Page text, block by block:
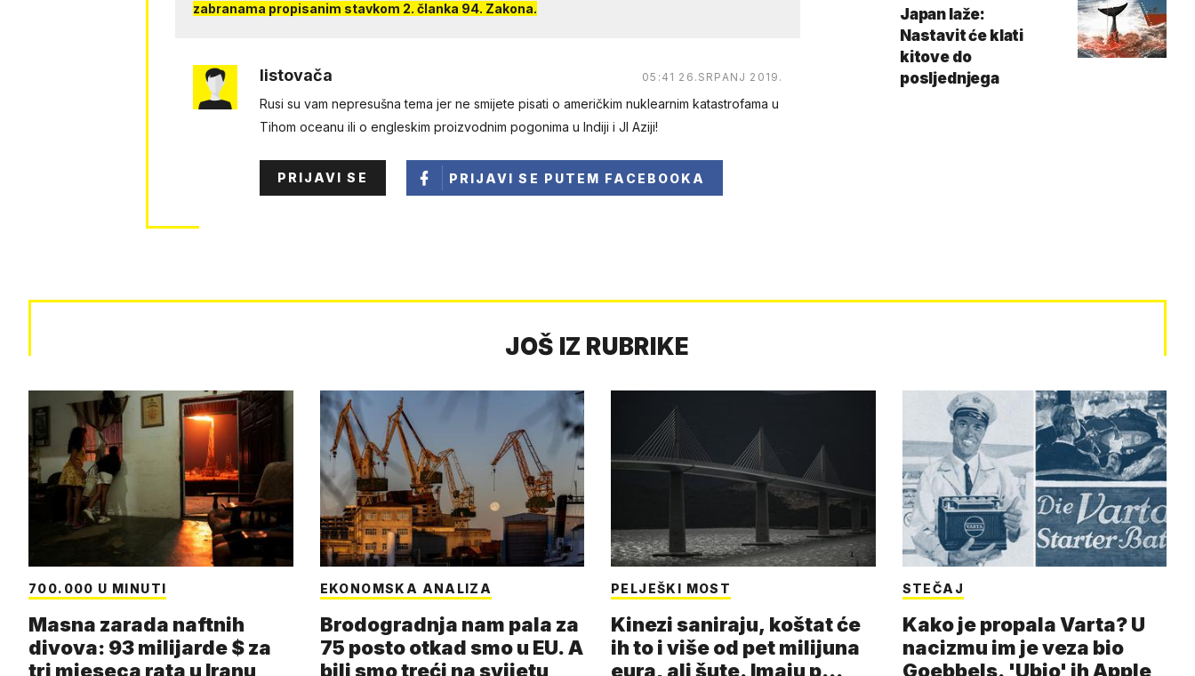
zabranama propisanim stavkom 2. članka 94. Zakona.
listovača 05:41 26.SRPANJ 2019.
Rusi su vam nepresušna tema jer ne smijete pisati o američkim nuklearnim katastrofama u
Tihom oceanu ili o engleskim proizvodnim pogonima u Indiji i JI Aziji!
PRIJAVI SE PRIJAVI SE PUTEM FACEBOOKA
Japan laže:
Nastavit će klati
kitove do
posljednjega
JOŠ IZ RUBRIKE
700.000 U MINUTI
Masna zarada naftnih
divova: 93 milijarde $ za
tri mjeseca rata u Iranu
EKONOMSKA ANALIZA
Brodogradnja nam pala za
75 posto otkad smo u EU. A
bili smo treći na svijetu
PELJEŠKI MOST
Kinezi saniraju, koštat će
ih to i više od pet milijuna
eura, ali šute. Imaju p…
STEČAJ
Kako je propala Varta? U
nacizmu im je veza bio
Goebbels. 'Ubio' ih Apple